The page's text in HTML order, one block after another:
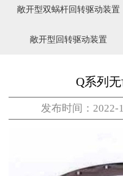
敞开型双蜗杆回转驱动装置
敞开型回转驱动装置
Q系列
发布时间：